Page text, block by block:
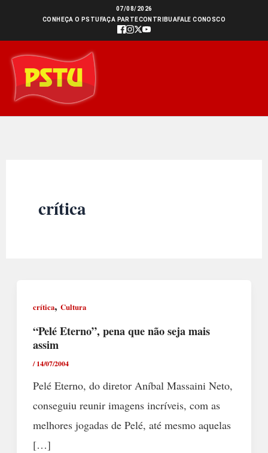
conteúdo
07/08/2026
CONHEÇA O PSTU FAÇA PARTECONTRIBUAFALE CONOSCO
crítica
crítica, Cultura
“Pelé Eterno”, pena que não seja mais
assim
/14/07/2004
Pelé Eterno, do diretor Aníbal Massaini Neto,
conseguiu reunir imagens incríveis, com as
melhores jogadas de Pelé, até mesmo aquelas
[…]